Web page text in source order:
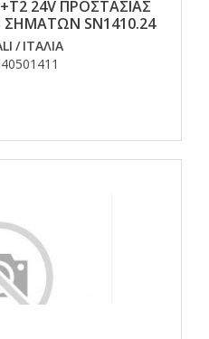
24V ΠΡΟΣΤΑΣΙΑΣ
ΣΗΜΑΤΩΝ SN1410.24
/ ΙΤΑΛΙΑ